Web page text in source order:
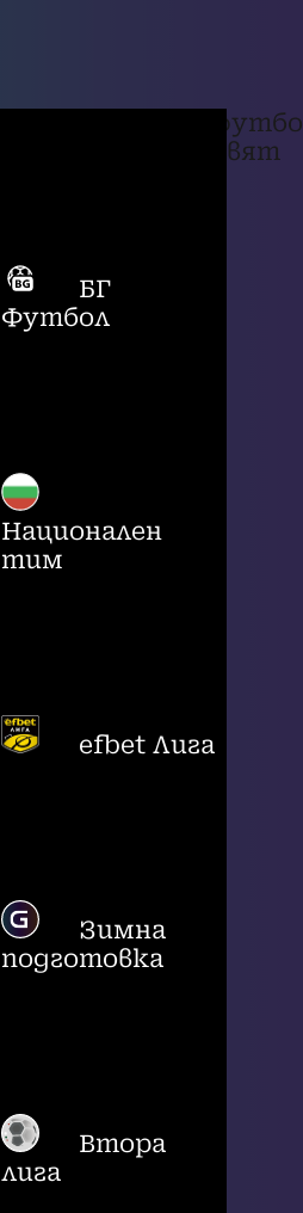
БГ
Футбол
Национален
тим
efbet Лига
Зимна
подготовка
Втора
лига
свят